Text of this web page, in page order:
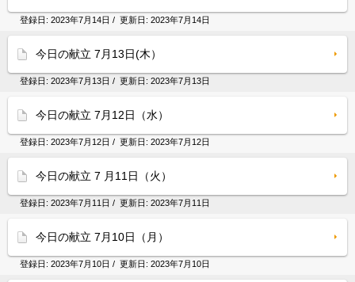
登録日: 2023年7月14日 / 更新日: 2023年7月14日
今日の献立 7月13日(木）
登録日: 2023年7月13日 / 更新日: 2023年7月13日
今日の献立 7月12日（水）
登録日: 2023年7月12日 / 更新日: 2023年7月12日
今日の献立 7 月11日（火）
登録日: 2023年7月11日 / 更新日: 2023年7月11日
今日の献立 7月10日（月）
登録日: 2023年7月10日 / 更新日: 2023年7月10日